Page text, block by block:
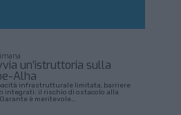
un’istruttoria sulla
Alha
infrastrutturale limitata, barriere
integrati: il rischio di ostacolo alla
è meritevole…